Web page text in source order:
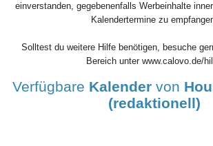
einverstanden, gegebenenfalls Werbeinhalte
Kalendertermine zu
Solltest du weitere Hilfe benötigen, besuche
Bereich unter www.calovo.de/
Verfügbare Kalendervon
(redaktionell)